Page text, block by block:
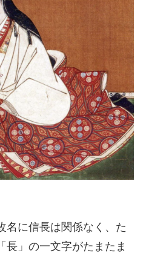
名に信長は関係なく、た
長」の一文字がたまたま